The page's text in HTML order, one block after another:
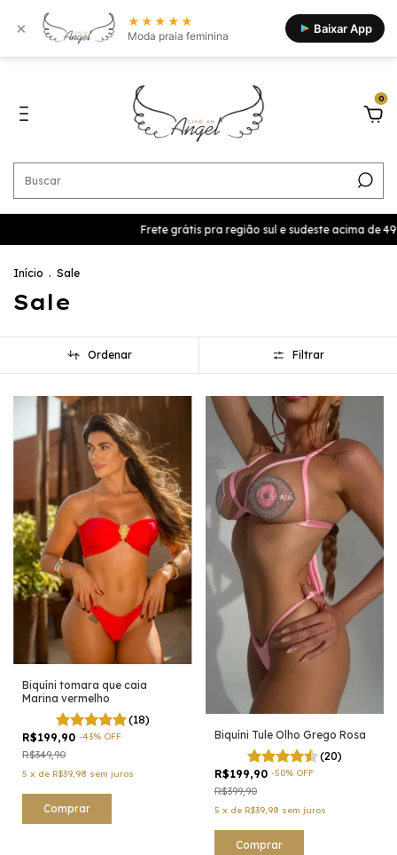
× ★★★★★
Moda praia feminina Baixar App
0
Frete grátis pra região sul e sudeste acima de 499,9 Cupom
Início . Sale
Sale
Ordenar Filtrar
Biquíni tomara que caia
Marina vermelho
(18)
R$199,90 -43% OFF
R$349,90
5 x de R$39,98 sem juros
Comprar
Biquíni Tule Olho Grego Rosa
(20)
R$199,90 -50% OFF
R$399,90
5 x de R$39,98 sem juros
Comprar